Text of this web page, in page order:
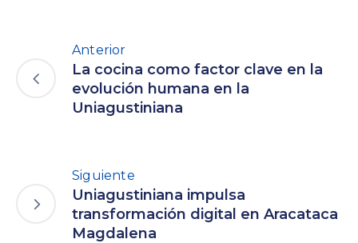
Anterior
La cocina como factor clave en la
evolución humana en la
Uniagustiniana
Siguiente
Uniagustiniana impulsa
transformación digital en Aracataca
Magdalena